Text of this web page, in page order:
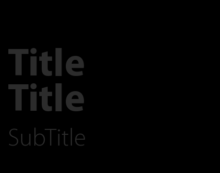
Title
Title
SubTitle